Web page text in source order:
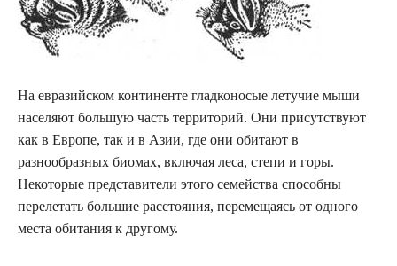
На евразийском континенте гладконосые летучие мыши
населяют большую часть территорий. Они присутствуют
как в Европе, так и в Азии, где они обитают в
разнообразных биомах, включая леса, степи и горы.
Некоторые представители этого семейства способны
перелетать большие расстояния, перемещаясь от одного
места обитания к другому.